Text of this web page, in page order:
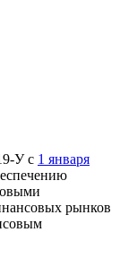
У с 1 января
рынков